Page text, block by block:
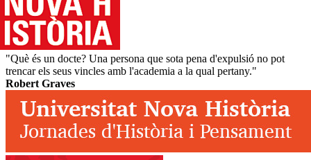
"Què és un docte? Una persona que sota pena d'expulsió no pot
trencar els seus vincles amb l'academia a la qual pertany."
Robert Graves